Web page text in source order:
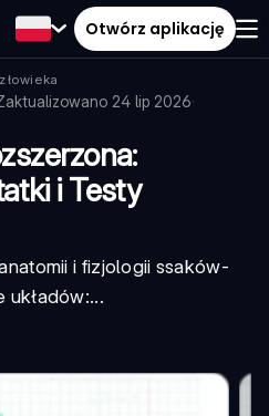
Otwórz aplikację
24 lip 2026·
i Testy
i fizjologii ssaków-
układów:...